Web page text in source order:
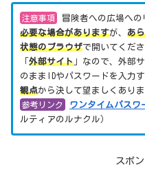
注意事項 冒険者への広場への
必要な場合がありますが、 あ
状態のブラウザで開いてくだ
外部サイト 」なので、外部
のままIDやパスワードを入力す
観点から決して望ましくありま
参考リンク ワンタイムパスワ
ルティアのルナクル）
スポ